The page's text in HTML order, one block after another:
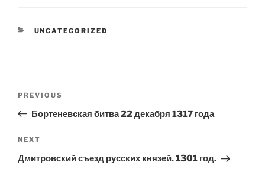
CATEGORIES
UNCATEGORIZED
Previous
Post
PREVIOUS
Бортеневская битва 22 декабря 1317 года
Next
Post
NEXT
Дмитровский съезд русских князей. 1301 год.